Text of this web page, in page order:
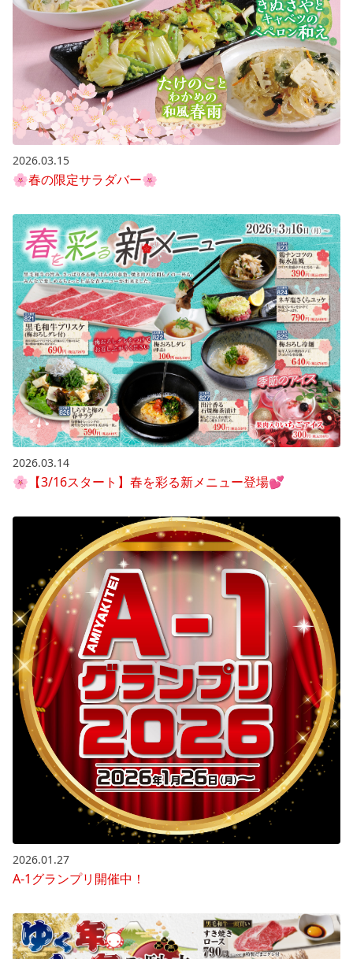
2026.03.15
🌸春の限定サラダバー🌸
2026.03.14
🌸【3/16スタート】春を彩る新メニュー登場💕
2026.01.27
A-1グランプリ開催中！